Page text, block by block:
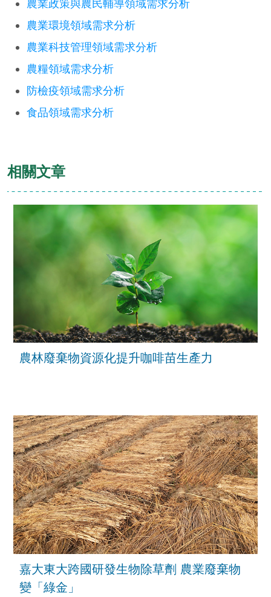
農業政策與農民輔導領域需求分析
農業環境領域需求分析
農業科技管理領域需求分析
農糧領域需求分析
防檢疫領域需求分析
食品領域需求分析
相關文章
農林廢棄物資源化提升咖啡苗生產力
嘉大東大跨國研發生物除草劑 農業廢棄物
變「綠金」